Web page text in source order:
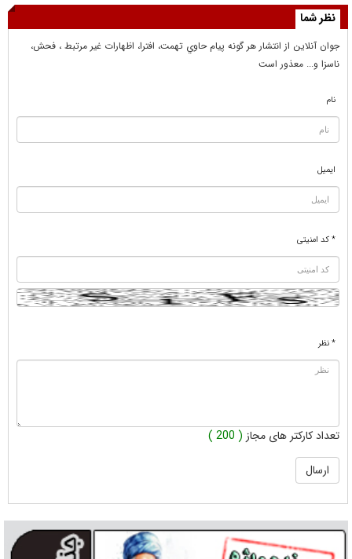
نظر شما
جوان آنلاين از انتشار هر گونه پيام حاوي تهمت، افترا، اظهارات غير مرتبط ، فحش،
ناسزا و... معذور است
نام
ایمیل
* کد امنیتی
* نظر
تعداد کارکتر های مجاز ( 200 )